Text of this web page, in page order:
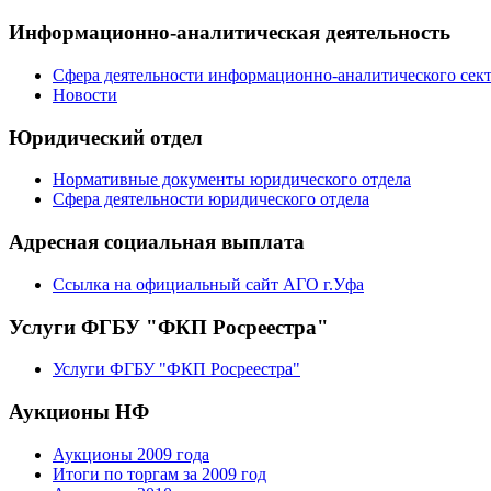
Информационно-аналитическая деятельность
Сфера деятельности информационно-аналитического
Новости
Юридический отдел
Нормативные документы юридического отдела
Сфера деятельности юридического отдела
Адресная социальная выплата
Ссылка на официальный сайт АГО г.Уфа
Услуги ФГБУ "ФКП Росреестра"
Услуги ФГБУ "ФКП Росреестра"
Аукционы НФ
Аукционы 2009 года
Итоги по торгам за 2009 год